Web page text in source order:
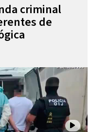
criminal
de